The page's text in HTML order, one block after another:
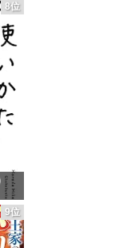
8位
9位